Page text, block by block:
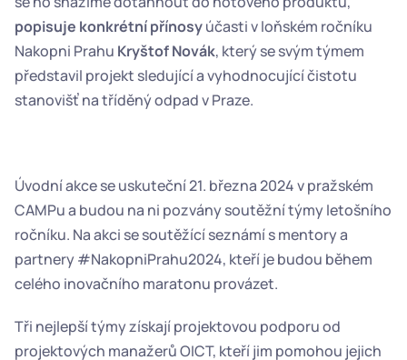
popisuje konkrétní přínosy účasti v loňském ročníku
Nakopni Prahu Kryštof Novák, který se svým týmem
představil projekt sledující a vyhodnocující čistotu
stanovišť na tříděný odpad v Praze.
Úvodní akce se uskuteční 21. března 2024 v pražském
CAMPu a budou na ni pozvány soutěžní týmy letošního
ročníku. Na akci se soutěžící seznámí s mentory a
partnery #NakopniPrahu2024, kteří je budou během
celého inovačního maratonu provázet.
Tři nejlepší týmy získají projektovou podporu od
projektových manažerů OICT, kteří jim pomohou jejich